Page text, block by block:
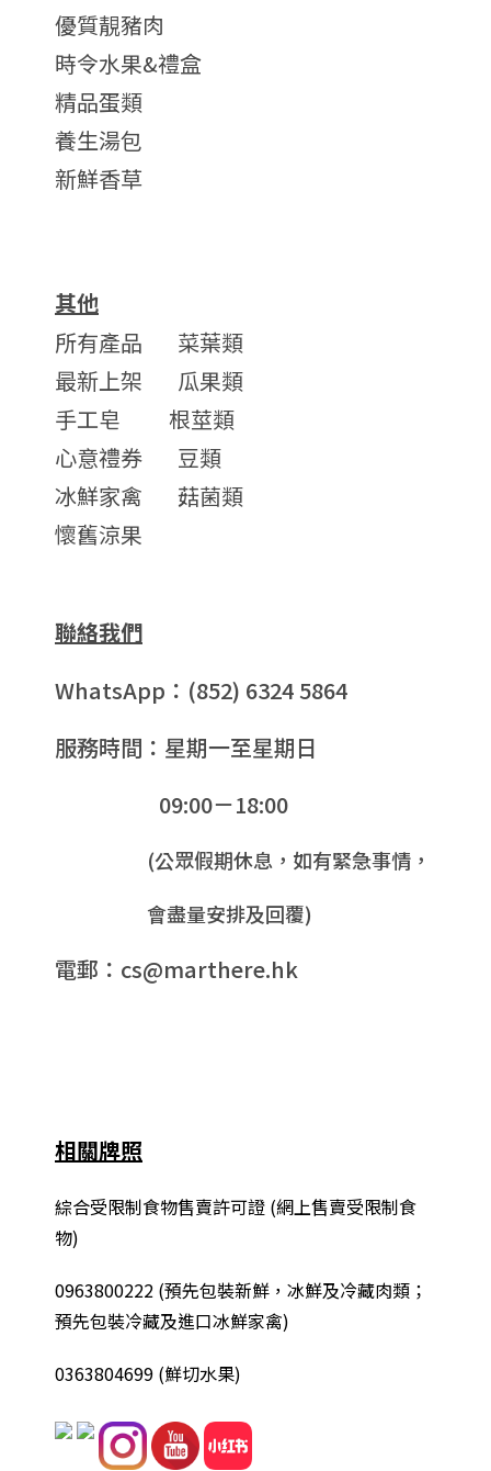
優質靚豬肉
時令水果&禮盒
精品蛋類
養生湯包
新鮮香草
其他
所有產品
菜葉類
最新上架
瓜果類
手工皂
根莖類
心意禮券
豆類
冰鮮家禽
菇菌類
懷舊涼果
聯絡我們
WhatsApp：(852) 6324 5864
服務時間：星期一至星期日
09:00－18:00
(公眾假期休息，如有緊急事情，
會盡量安排及回覆)
電郵：cs@marthere.hk
相關牌照
綜合受限制食物售賣許可證 (網上售賣受限制食
物)
0963800222 (預先包裝新鮮，冰鮮及冷藏肉類；
預先包裝冷藏及進口冰鮮家禽)
0363804699 (鮮切水果)